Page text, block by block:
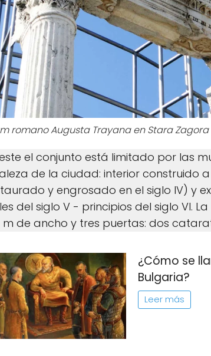
romano Augusta Trayana en Stara Zagora
el conjunto está limitado por las
de la ciudad: interior construido a
y engrosado en el siglo IV) y
del siglo V - principios del siglo VI.
m de ancho y tres puertas: dos
¿Cómo se
Bulgaria?
Leer más